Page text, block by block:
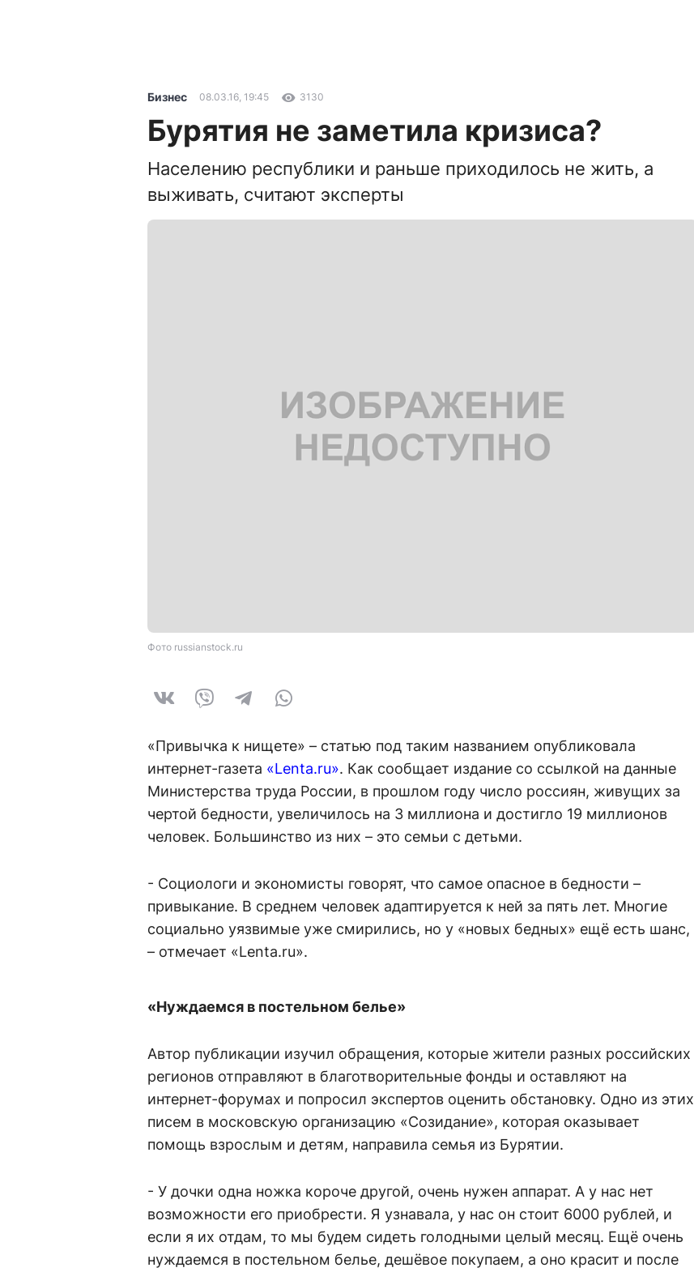
Бизнес 08.03.16, 19:45 3130
Бурятия не заметила кризиса?
Населению республики и раньше приходилось не жить, а
выживать, считают эксперты
Фото russianstock.ru
«Привычка к нищете» – статью под таким названием опубликовала
интернет-газета «Lenta.ru». Как сообщает издание со ссылкой на данные
Министерства труда России, в прошлом году число россиян, живущих за
чертой бедности, увеличилось на 3 миллиона и достигло 19 миллионов
человек. Большинство из них – это семьи с детьми.
- Социологи и экономисты говорят, что самое опасное в бедности –
привыкание. В среднем человек адаптируется к ней за пять лет. Многие
социально уязвимые уже смирились, но у «новых бедных» ещё есть шанс,
– отмечает «Lenta.ru».
«Нуждаемся в постельном белье»
Автор публикации изучил обращения, которые жители разных российских
регионов отправляют в благотворительные фонды и оставляют на
интернет-форумах и попросил экспертов оценить обстановку. Одно из этих
писем в московскую организацию «Созидание», которая оказывает
помощь взрослым и детям, направила семья из Бурятии.
- У дочки одна ножка короче другой, очень нужен аппарат. А у нас нет
возможности его приобрести. Я узнавала, у нас он стоит 6000 рублей, и
если я их отдам, то мы будем сидеть голодными целый месяц. Ещё очень
нуждаемся в постельном белье, дешёвое покупаем, а оно красит и после